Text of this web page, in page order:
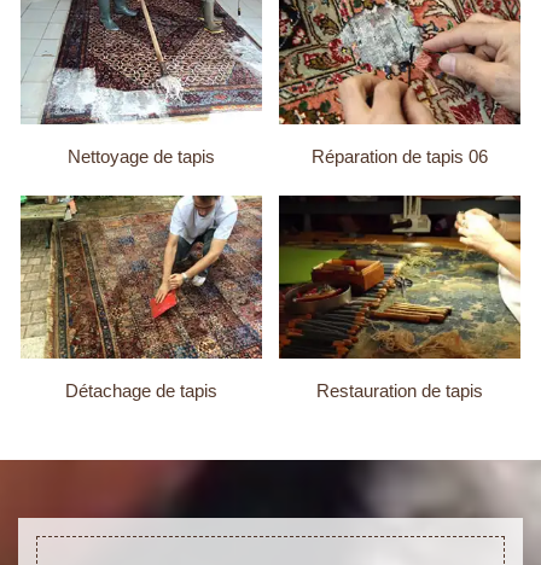
Nettoyage de tapis Réparation de tapis 06
Détachage de tapis Restauration de tapis